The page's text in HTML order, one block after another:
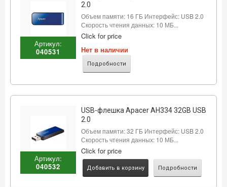
Артикул:
040531
2.0
Объем памяти: 16 ГБ Интерфейс: USB 2.0
Скорость чтения данных: 10 МБ...
Click for price
Нет в наличии
Подробности
Артикул:
040532
USB-флешка Apacer AH334 32GB USB
2.0
Объем памяти: 32 ГБ Интерфейс: USB 2.0
Скорость чтения данных: 10 МБ...
Click for price
Добавить в корзину Подробности